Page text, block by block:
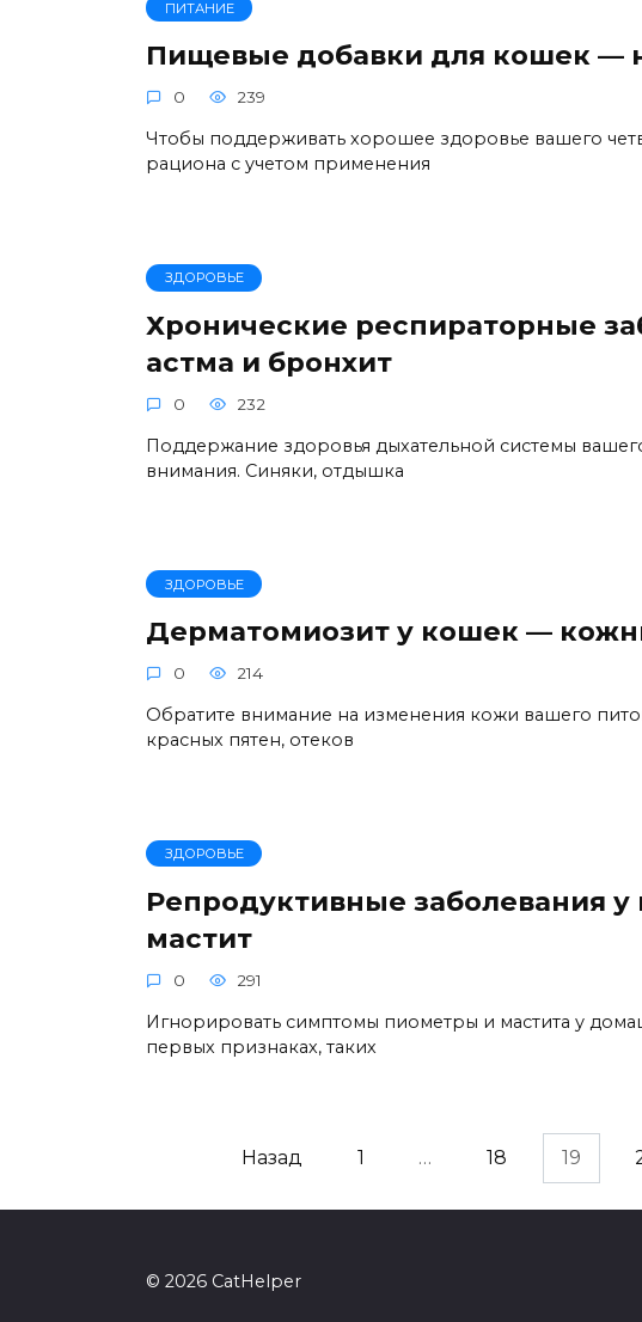
ПИТАНИЕ
Пищевые добавки для кошек —
0 239
Чтобы поддерживать хорошее здоровье вашего
рациона с учетом применения
ЗДОРОВЬЕ
Хронические респираторные
астма и бронхит
0 232
Поддержание здоровья дыхательной системы
внимания. Синяки, отдышка
ЗДОРОВЬЕ
Дерматомиозит у кошек —
0 214
Обратите внимание на изменения кожи вашего
красных пятен, отеков
ЗДОРОВЬЕ
Репродуктивные заболевания
мастит
0 291
Игнорировать симптомы пиометры и мастита у
первых признаках, таких
ПагинацияНазад 1 … 18 19
© 2026 CatHelper